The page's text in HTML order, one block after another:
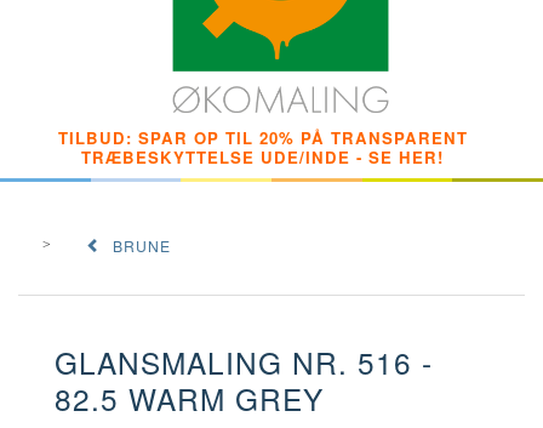
TILBUD: SPAR OP TIL 20% PÅ TRANSPARENT
TRÆBESKYTTELSE UDE/INDE - SE HER!
BRUNE
GLANSMALING NR. 516 -
82.5 WARM GREY